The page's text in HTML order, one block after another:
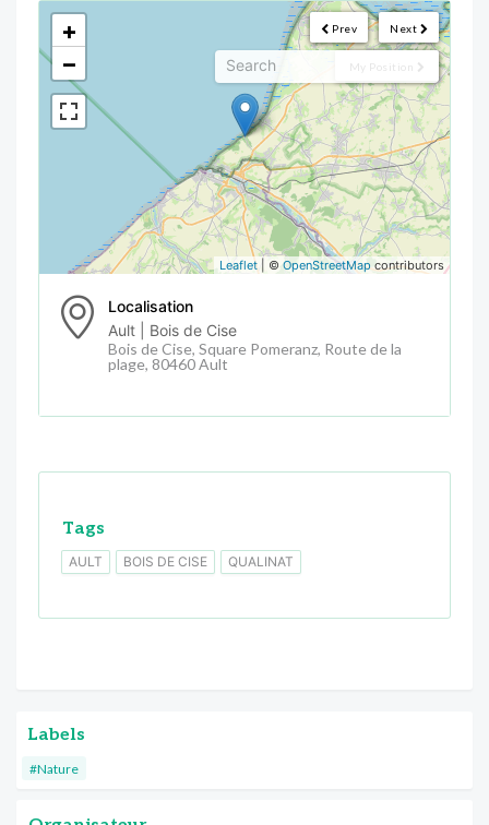
Next
Prev
My Position
<!---->
+
−
Leaflet | © OpenStreetMap contributors
Localisation
Ault | Bois de Cise
Bois de Cise, Square Pomeranz, Route de la
plage, 80460 Ault
Tags
AULT BOIS DE CISE QUALINAT
Labels
#Nature